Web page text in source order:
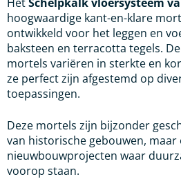
hoogwaardige kant-en-klare
ontwikkeld voor het leggen en
baksteen en terracotta tegels.
mortels variëren in sterkte en
ze perfect zijn afgestemd op
toepassingen.
Deze mortels zijn bijzonder
van historische gebouwen, maar
nieuwbouwprojecten waar
voorop staan.